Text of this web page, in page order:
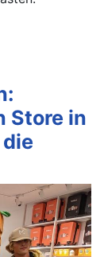
Store in